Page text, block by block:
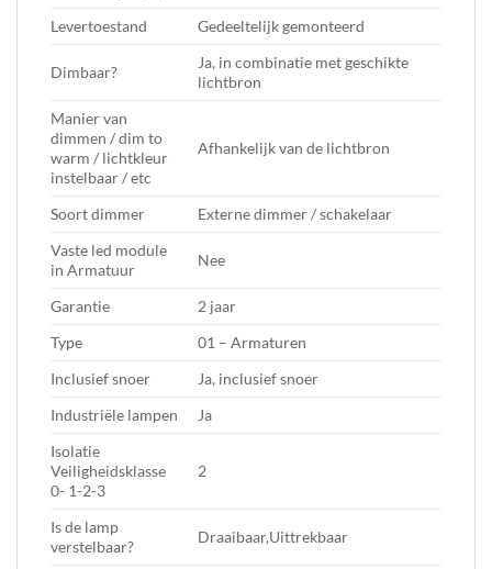
Levertoestand
Gedeeltelijk gemonteerd
Dimbaar?
Ja, in combinatie met geschikte
lichtbron
Manier van
dimmen / dim to
warm / lichtkleur
instelbaar / etc
Afhankelijk van de lichtbron
Soort dimmer
Externe dimmer / schakelaar
Vaste led module
in Armatuur
Nee
Garantie
2 jaar
Type
01 – Armaturen
Inclusief snoer
Ja, inclusief snoer
Industriële lampen
Ja
Isolatie
Veiligheidsklasse
0- 1-2-3
2
Is de lamp
verstelbaar?
Draaibaar,Uittrekbaar